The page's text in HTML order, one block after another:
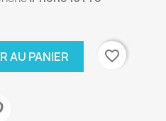
AU PANIER favorite_border